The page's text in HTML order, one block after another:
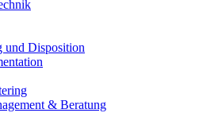
und Disposition
& Beratung